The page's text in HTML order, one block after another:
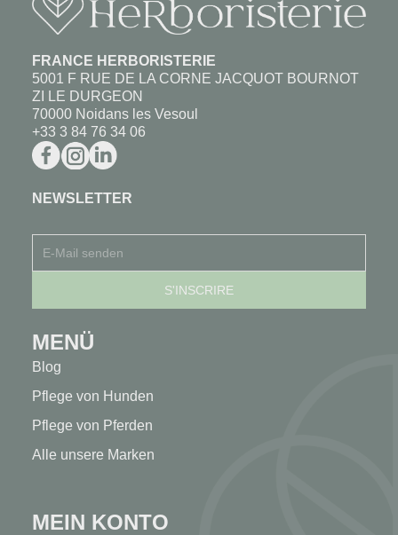
FRANCE HERBORISTERIE
5001 F RUE DE LA CORNE JACQUOT BOURNOT
ZI LE DURGEON
70000 Noidans les Vesoul
+33 3 84 76 34 06
NEWSLETTER
MENÜ
Blog
Pflege von Hunden
Pflege von Pferden
Alle unsere Marken
MEIN KONTO